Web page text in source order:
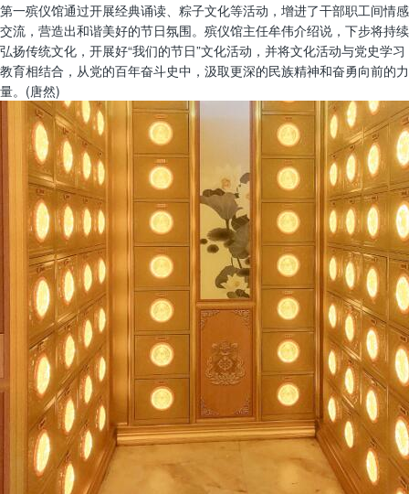
第一殡仪馆通过开展经典诵读、粽子文化等活动，增进了干部职工间情感
交流，营造出和谐美好的节日氛围。殡仪馆主任牟伟介绍说，下步将持续
弘扬传统文化，开展好“我们的节日”文化活动，并将文化活动与党史学习
教育相结合，从党的百年奋斗史中，汲取更深的民族精神和奋勇向前的力
量。(唐然)